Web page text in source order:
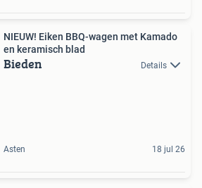
NIEUW! Eiken BBQ-wagen met Kamado
en keramisch blad
Bieden Details
Asten 18 jul 26